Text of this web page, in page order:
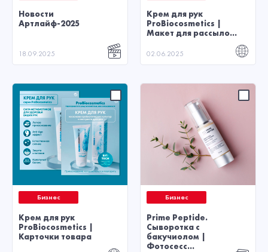
Новости
Артлайф-2025
18.09.2025
Крем для рук
ProBiocosmetics |
Макет для рассыло...
02.06.2025
Бизнес
Крем для рук
ProBiocosmetics |
Карточки товара
Бизнес
Prime Peptide.
Сыворотка с
бакучиолом |
Фотосесс...